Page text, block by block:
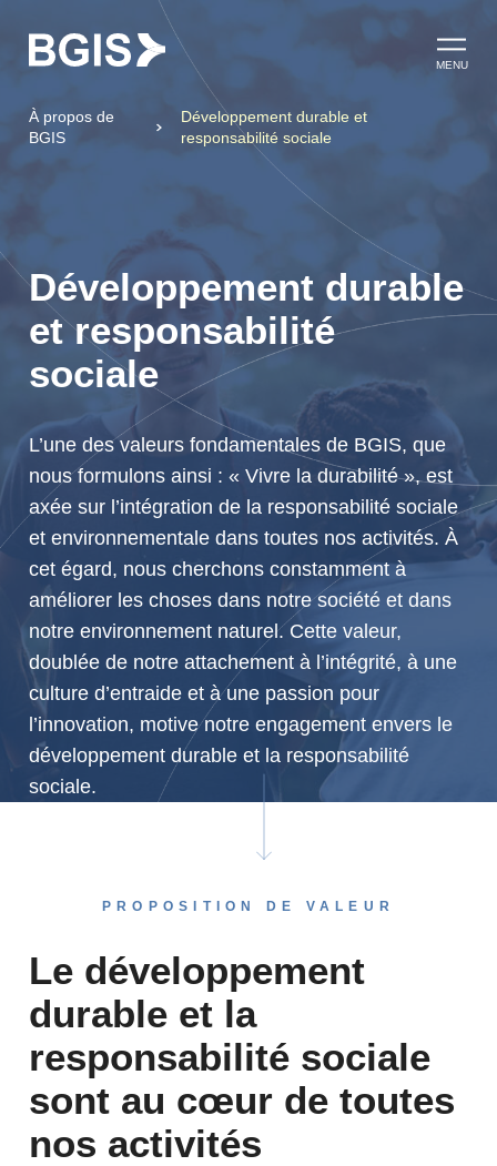
Ouvrir
MENU
À propos de
BGIS
Développement durable et
responsabilité sociale
Développement durable
et responsabilité
sociale
L’une des valeurs fondamentales de BGIS, que
nous formulons ainsi : « Vivre la durabilité », est
axée sur l’intégration de la responsabilité sociale
et environnementale dans toutes nos activités. À
cet égard, nous cherchons constamment à
améliorer les choses dans notre société et dans
notre environnement naturel. Cette valeur,
doublée de notre attachement à l’intégrité, à une
culture d’entraide et à une passion pour
l’innovation, motive notre engagement envers le
développement durable et la responsabilité
sociale.
PROPOSITION DE VALEUR
Le développement
durable et la
responsabilité sociale
sont au cœur de toutes
nos activités